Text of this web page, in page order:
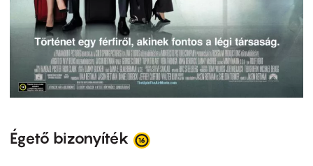
Égető bizonyíték